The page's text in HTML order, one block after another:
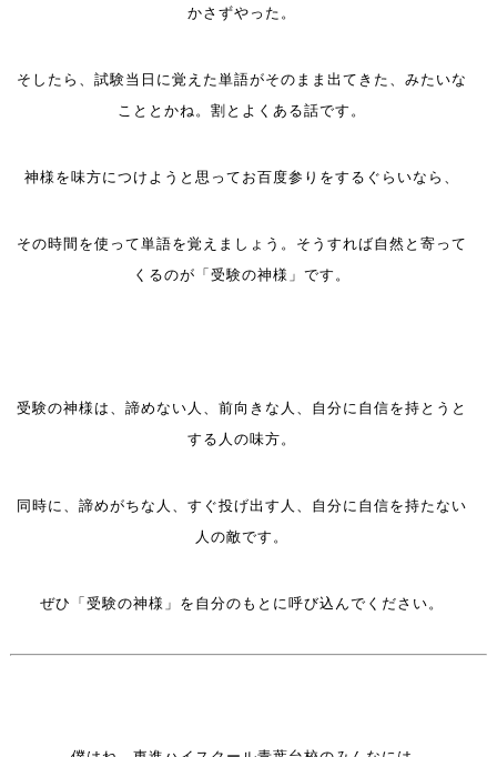
かさずやった。
そしたら、試験当日に覚えた単語がそのまま出てきた、みたいな
こととかね。割とよくある話です。
神様を味方につけようと思ってお百度参りをするぐらいなら、
その時間を使って単語を覚えましょう。そうすれば自然と寄って
くるのが「受験の神様」です。
受験の神様は、諦めない人、前向きな人、自分に自信を持とうと
する人の味方。
同時に、諦めがちな人、すぐ投げ出す人、自分に自信を持たない
人の敵です。
ぜひ「受験の神様」を自分のもとに呼び込んでください。